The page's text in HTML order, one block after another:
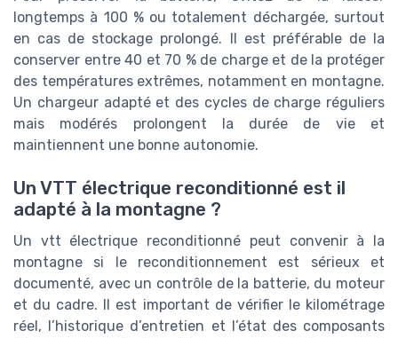
longtemps à 100 % ou totalement déchargée, surtout
en cas de stockage prolongé. Il est préférable de la
conserver entre 40 et 70 % de charge et de la protéger
des températures extrêmes, notamment en montagne.
Un chargeur adapté et des cycles de charge réguliers
mais modérés prolongent la durée de vie et
maintiennent une bonne autonomie.
Un VTT électrique reconditionné est il
adapté à la montagne ?
Un vtt électrique reconditionné peut convenir à la
montagne si le reconditionnement est sérieux et
documenté, avec un contrôle de la batterie, du moteur
et du cadre. Il est important de vérifier le kilométrage
réel, l’historique d’entretien et l’état des composants